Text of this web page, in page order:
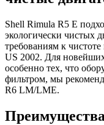
Shell Rimula R5 E
экологически чистых
требованиям к
US 2002. Для
особенно тех, что
фильтром, мы
R6 LM/LME.